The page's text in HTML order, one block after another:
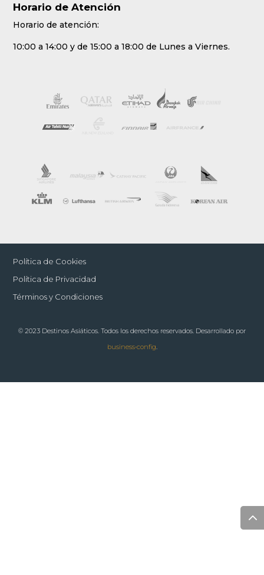
Horario de Atención
Horario de atención:
10:00 a 14:00 y de 15:00 a 18:00 de Lunes a Viernes.
Política de Cookies
Política de Privacidad
Términos y Condiciones
© 2023 Destinos Asiáticos. Todos los derechos reservados. Desarrollado por
business•config.